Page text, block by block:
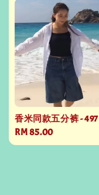
香米同款五分裤 - 497
Regular
price
RM 85.00